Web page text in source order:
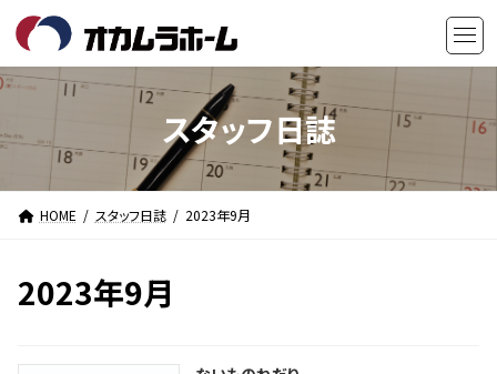
テ
ン
へ
キ
ゲ
ー
ョ
に
スタッフ日誌
HOME スタッフ日誌 2023年9月
2023年9月